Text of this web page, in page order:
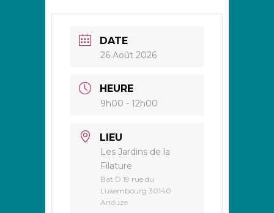
DATE
26 Août 2026
HEURE
9h00 - 12h00
LIEU
Les Jardins de la
Filature
Bat D 19 rue du
Luxembourg 30140
Anduze